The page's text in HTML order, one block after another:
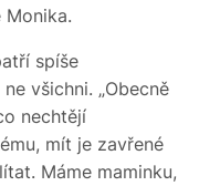
Monika.
spíše
všichni. „Obecně
nechtějí
mít je zavřené
Máme maminku,